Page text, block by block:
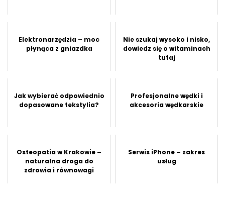
Elektronarzędzia – moc
płynąca z gniazdka
Nie szukaj wysoko i nisko,
dowiedz się o witaminach
tutaj
Jak wybierać odpowiednio
dopasowane tekstylia?
Profesjonalne wędki i
akcesoria wędkarskie
Osteopatia w Krakowie –
naturalna droga do
zdrowia i równowagi
Serwis iPhone – zakres
usług